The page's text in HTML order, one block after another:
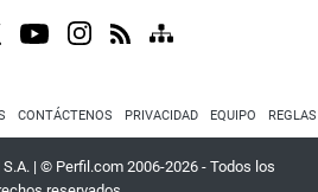
CONTÁCTENOS PRIVACIDAD EQUIPO
| © Perfil.com 2006-2026 - Todos los